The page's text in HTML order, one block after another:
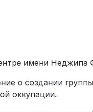
имени Неджипа
о создании
оккупации.